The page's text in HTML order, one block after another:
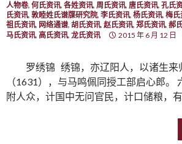
人物卷, 何氏资讯, 各姓资讯, 周氏资讯, 唐氏资讯, 孔氏
氏资讯, 敦睦姓氏谱牒研究院, 李氏资讯, 杨氏资讯, 梅氏
祖氏资讯, 网络通谱, 胡氏资讯, 赵氏资讯, 郑氏资讯, 郝
马氏资讯, 高氏资讯, 龙氏资讯 2015 年 6 月 12 日
罗绣锦 绣锦，亦辽阳人，以诸生来
（1631），与马鸣佩同授工部启心郎。
附人众，计国中无问官民，计口储粮，